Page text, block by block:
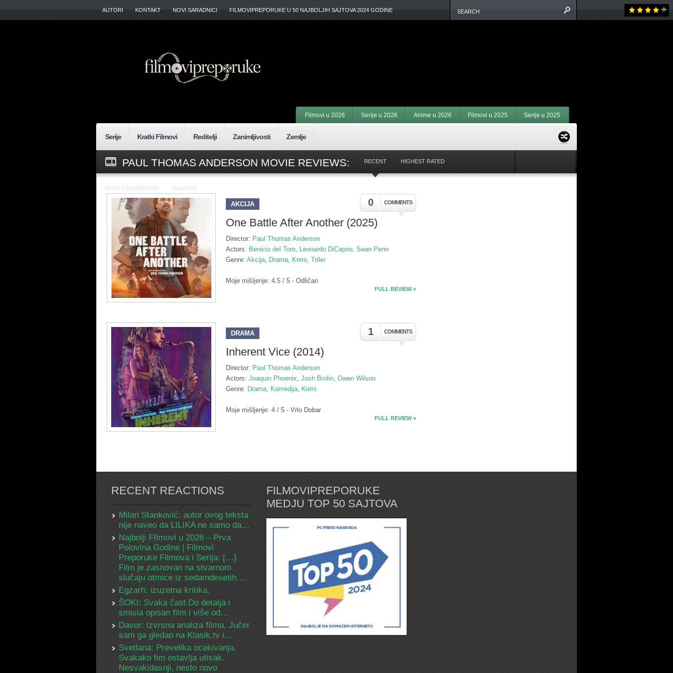
AUTORI KONTAKT NOVI SARADNICI FILMOVIPREPORUKE U 50 NAJBOLJIH SAJTOVA 2024 GODINE
Filmovi u 2026 Serije u 2026 Anime u 2026 Filmovi u 2025 Serije u 2025
Serije Kratki Filmovi Reditelji Zanimljivosti Zemlje
PAUL THOMAS ANDERSON MOVIE REVIEWS: RECENT HIGHEST RATED
MOST COMMENTED RANDOM
0 COMMENTS
AKCIJA
One Battle After Another (2025)
Director: Paul Thomas Anderson
Actors: Benicio del Toro, Leonardo DiCaprio, Sean Penn
Genre: Akcija, Drama, Krimi, Triler
Moje mišljenje: 4.5 / 5 - Odličan
FULL REVIEW »
1 COMMENTS
DRAMA
Inherent Vice (2014)
Director: Paul Thomas Anderson
Actors: Joaquin Phoenix, Josh Brolin, Owen Wilson
Genre: Drama, Komedija, Krimi
Moje mišljenje: 4 / 5 - Vrlo Dobar
FULL REVIEW »
RECENT REACTIONS
Milan Stanković: autor ovog teksta
nije naveo da LILIKA ne samo da…
Najbolji FIlmovi u 2026 – Prva
Polovina Godine | Filmovi
Preporuke Filmova i Serija: […]
Film je zasnovan na stvarnom
slučaju otmice iz sedamdesetih.…
Egzarh: izuzetna kritika.
ŠOKI: Svaka čast.Do detalja i
smisla opisan film i više od…
Davor: Izvrsna analiza filma. Jučer
sam ga gledao na Klasik.tv i…
Svetlana: Prevelika ocekivanja.
Svakako fim ostavlja utisak.
Nesvakidasnji, nesto novo
FILMOVIPREPORUKE
MEDJU TOP 50 SAJTOVA